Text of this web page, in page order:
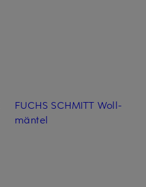
FUCHS SCHMITT Woll­
mäntel